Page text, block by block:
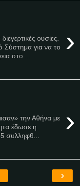
›
ουσίες.
Σύστημα για να το
στο ...
›
την Αθήνα με
έδωσε η
συλληφθ...
›